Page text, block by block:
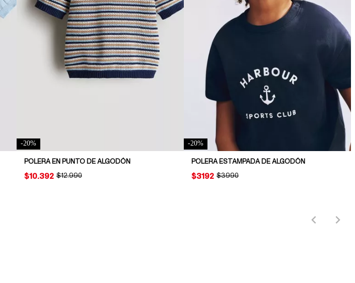
-20%
POLERA EN PUNTO DE ALGODÓN
ORIGINAL PRICE:
$12.990
PRICE:
$10.392
-20%
POLERA ESTAMPADA DE ALGODÓN
ORIGINAL PRICE:
$3990
PRICE:
$3192